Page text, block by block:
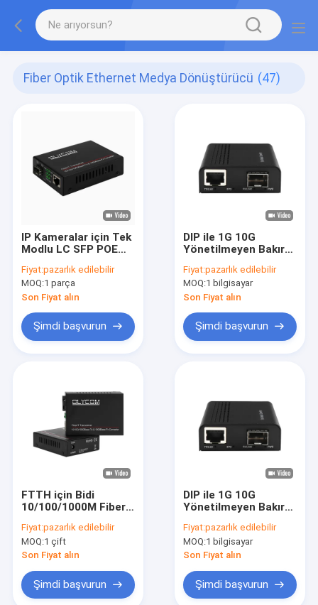
Fiber Optik Ethernet Medya Dönüştürücü (47)
IP Kameralar için Tek
Modlu LC SFP POE
Dönüştürücü
10/100/1000M
Fiyat:pazarlık edilebilir
MOQ:1 parça
Son Fiyat alın
Şimdi başvurun
DIP ile 1G 10G
Yönetilmeyen Bakır
Medya Dönüştürücü
DC12V
Fiyat:pazarlık edilebilir
MOQ:1 bilgisayar
Son Fiyat alın
Şimdi başvurun
FTTH için Bidi
10/100/1000M Fiber
SM 60km SC 1310nm
/ 1550nm
Fiyat:pazarlık edilebilir
MOQ:1 çift
Son Fiyat alın
Şimdi başvurun
DIP ile 1G 10G
Yönetilmeyen Bakır
Medya Dönüştürücü
DC12V
Fiyat:pazarlık edilebilir
MOQ:1 bilgisayar
Son Fiyat alın
Şimdi başvurun